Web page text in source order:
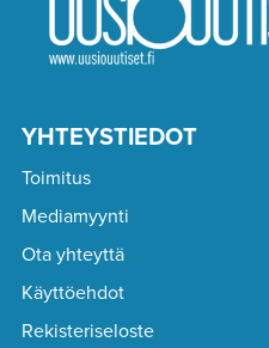
YHTEYSTIEDOT
Toimitus
Mediamyynti
Ota yhteyttä
Käyttöehdot
Rekisteriseloste